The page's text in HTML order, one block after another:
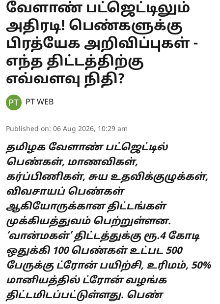
வேளாண் பட்ஜெட்டிலும்
அதிரடி! பெண்களுக்கு
பிரத்யேக அறிவிப்புகள் -
எந்த திட்டத்திற்கு
எவ்வளவு நிதி?
PT WEB
Published on: 06 Aug 2026, 10:29 am
தமிழக வேளாண் பட்ஜெட்டில்
பெண்கள், மாணவிகள்,
கர்ப்பிணிகள், சுய உதவிக்குழுக்கள்,
விவசாயப் பெண்கள்
ஆகியோருக்கான திட்டங்கள்
முக்கியத்துவம் பெற்றுள்ளன.
‘வான்மகள்’ திட்டத்துக்கு ரூ.4 கோடி
ஒதுக்கி 100 பெண்கள் உட்பட 500
பேருக்கு ட்ரோன் பயிற்சி, உரிமம், 50%
மானியத்தில் ட்ரோன் வழங்க
திட்டமிடப்பட்டுள்ளது. பெண்